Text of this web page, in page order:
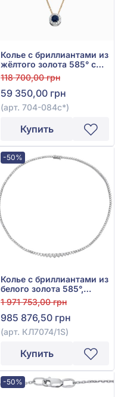
Колье с бриллиантами из
жёлтого золота 585° с
синим сапфиром 0,4ct и
бриллиантом 0,12ct, арт.
704-084с*
118 700,00 грн
59 350,00 грн
(арт. 704-084с*)
Купить
-50%
Колье с бриллиантами из
белого золота 585°,
Бриллиант 10,21ct, арт.
КЛ7074/1S
1 971 753,00 грн
985 876,50 грн
(арт. КЛ7074/1S)
Купить
-50%